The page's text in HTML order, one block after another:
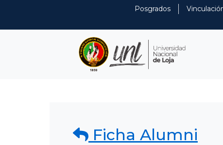
Posgrados
Ficha Alumni